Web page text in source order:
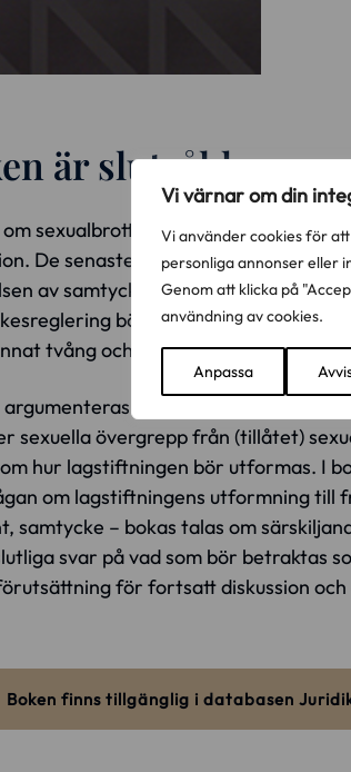
Vi värnar om din
Vi använder cookies för
personliga annonser eller
Genom att klicka på
användning av cookies.
Anpassa
är slutsåld.
om sexualbrottslagstiftningens
De senaste åren har debatten i
av samtycke, och det har från
bör införas. I denna bok
tvång och utnyttjande.
argumenteras för att samtycke
sexuella övergrepp från (tillåtet)
hur lagstiftningen bör utformas. I
om lagstiftningens utformning till
samtycke – bokas talas om
svar på vad som bör betraktas
för fortsatt diskussion
Boken finns tillgänglig i databasen